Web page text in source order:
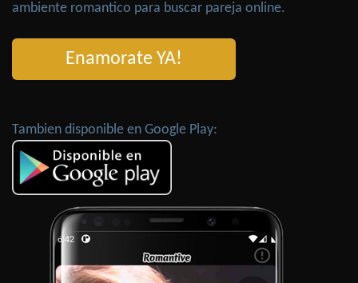
ambiente romantico para buscar pareja online.
Enamorate YA!
Tambien disponible en Google Play: